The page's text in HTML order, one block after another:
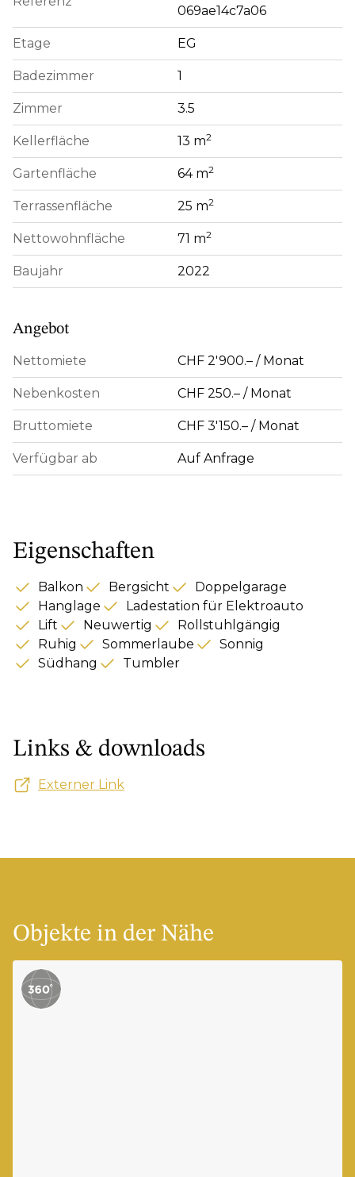
069ae14c7a06
Etage EG
Badezimmer 1
Zimmer 3.5
Kellerfläche 13 m2
Gartenfläche 64 m2
Terrassenfläche 25 m2
Nettowohnfläche 71 m2
Baujahr 2022
Angebot
Nettomiete CHF 2'900.– / Monat
Nebenkosten CHF 250.– / Monat
Bruttomiete CHF 3'150.– / Monat
Verfügbar ab Auf Anfrage
Eigenschaften
Balkon Bergsicht
Doppelgarage
Hanglage
Ladestation für Elektroauto
Lift
Neuwertig
Rollstuhlgängig
Ruhig
Sommerlaube
Sonnig
Südhang
Tumbler
Links & downloads
Externer Link
Objekte in der Nähe